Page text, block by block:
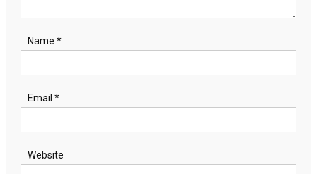
Name *
Email *
Website